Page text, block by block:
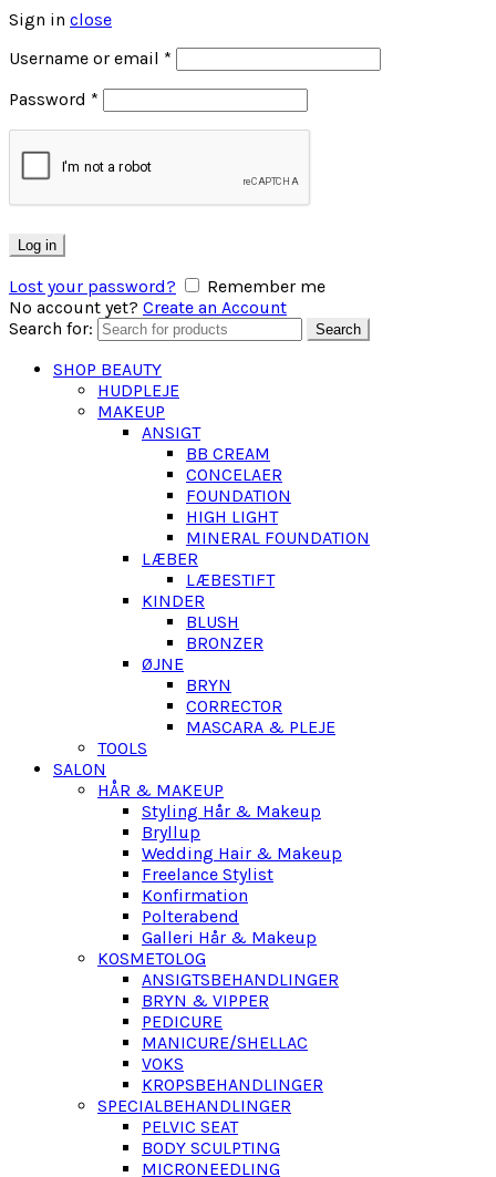
Sign in close
Username or email *
Password *
Log in
Lost your password?
Remember me
No account yet? Create an Account
Search for:
Search
SHOP BEAUTY
HUDPLEJE
MAKEUP
ANSIGT
BB CREAM
CONCELAER
FOUNDATION
HIGH LIGHT
MINERAL FOUNDATION
LÆBER
LÆBESTIFT
KINDER
BLUSH
BRONZER
ØJNE
BRYN
CORRECTOR
MASCARA & PLEJE
TOOLS
SALON
HÅR & MAKEUP
Styling Hår & Makeup
Bryllup
Wedding Hair & Makeup
Freelance Stylist
Konfirmation
Polterabend
Galleri Hår & Makeup
KOSMETOLOG
ANSIGTSBEHANDLINGER
BRYN & VIPPER
PEDICURE
MANICURE/SHELLAC
VOKS
KROPSBEHANDLINGER
SPECIALBEHANDLINGER
PELVIC SEAT
BODY SCULPTING
MICRONEEDLING